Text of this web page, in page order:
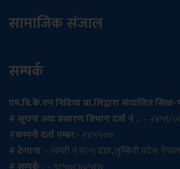
सामाजिक संजाल
सम्पर्क
एम.बि.के.एन मिडिया प्रा.लिद्वारा संचालित
# सूचना तथा प्रसारण विभाग दर्ता नं . :– २४५९/
#कम्पनी दर्ता नम्बर:- २४५५०७
# ठेगाना:- लमही न.पा-५ दाङ,लुम्बिनी प्रदेश नेपाल